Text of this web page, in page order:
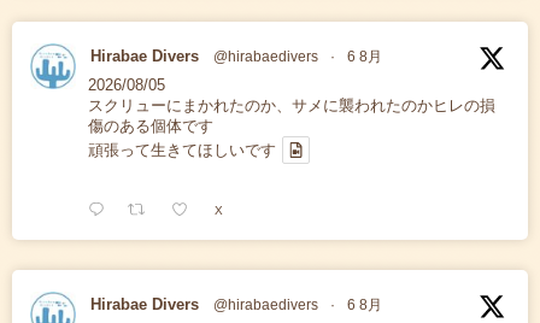
Hirabae Divers @hirabaedivers · 6 8月
2026/08/05
スクリューにまかれたのか、サメに襲われたのかヒレの損
傷のある個体です
頑張って生きてほしいです
X
Hirabae Divers @hirabaedivers · 6 8月